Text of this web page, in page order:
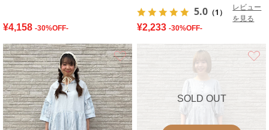
¥4,158 -30%OFF-
5.0 （1）
レビュー
を見る
¥2,233 -30%OFF-
お気に入り
SOLD OUT